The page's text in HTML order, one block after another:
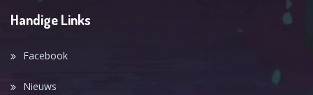
Handige Links
Facebook
Nieuws